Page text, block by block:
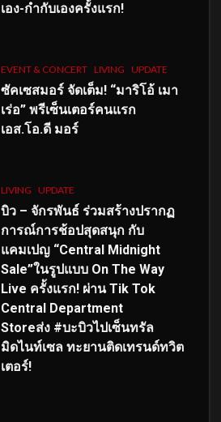
เอง-กำกับเองครั้งแรก!
EVENT & CONCERT LIVING UPDATE
ซัคเซสมอร์ จัดเต็ม! “มาริโอ้ เมา
เร่อ” พรีเซ็นเตอร์คนแรก
เอส.โอ.ดี มอร์
LIVING UPDATE
บิว – จักรพันธ์ ร่วมสร้างปรากฏ
การณ์การช้อปสุดสนุก กับ
แคมเปญ “Central Midnight
Sale”ในรูปแบบ On The Way
Live ครั้งแรก! ผ่าน Tik Tok
Central Department
Storeส่ง #บะบิวไปเซ็นทรัล
มิดไนท์เซล ทะยานติดเทรนด์ทวิต
เตอร์!